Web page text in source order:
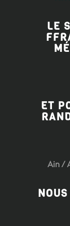
LE
ET
Ain/